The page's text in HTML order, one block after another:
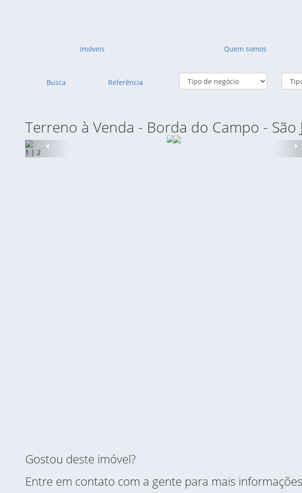
Imóveis Quem somos
Busca Referência
Terreno à Venda - Borda do Campo - São
Anterior
1 | 2
Gostou deste imóvel?
Entre em contato com a gente para mais